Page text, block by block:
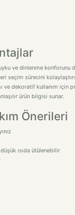
ve dinlenme konforunu
seçim sürecini
ve dekoratif kullanım için
ürün bilgisi sunar.
Önerileri
ısıda ütülenebilir